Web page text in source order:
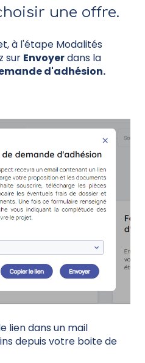
une offre.
à l'étape Modalités
sur Envoyerdans la
d'adhésion.
lien dans un mail
depuis votre boite de